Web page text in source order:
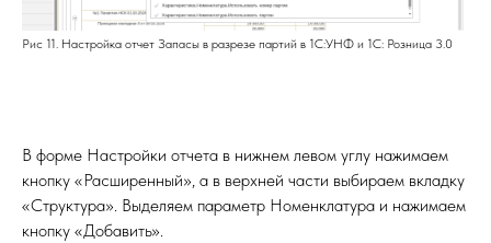
Рис 11. Настройка отчет Запасы в разрезе партий в 1С:УНФ и 1С: Розница 3.0
В форме Настройки отчета в нижнем левом углу нажимаем
кнопку «Расширенный», а в верхней части выбираем вкладку
«Структура». Выделяем параметр Номенклатура и нажимаем
кнопку «Добавить».